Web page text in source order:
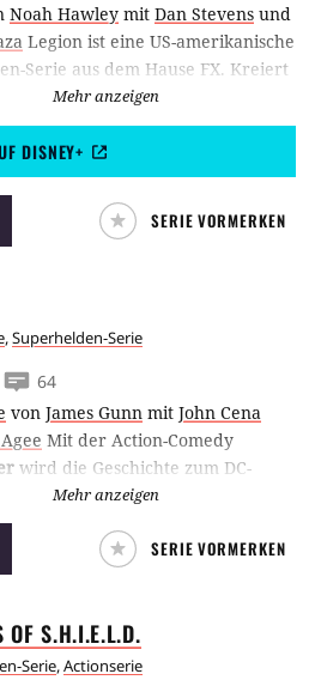
Noah Hawley mit Dan Stevens und
Legion ist eine US-amerikanische
Serie aus dem Hause FX. Kreiert
Format von Fargo-Schöpfer Noah
Handlung basiert auf Geschichten
aus dem X-Men-Universum. Als
fungiert David Haller, seines
des legendären Charles Xavier
X. Legion spielt sich jedoch
Mehr anzeigen
DISNEY+
SERIE VORMERKEN
,Superhelden-Serie
64
von James Gunn mit John Cena
Mit der Action-Comedy
wird die Geschichte zum DC-
The Suicide Squad
John Cena übernimmt auch
des Peacemaker, der Frieden
erlangen will und dafür sogar
Mehr anzeigen
SERIE VORMERKEN
OFS.H.I.E.L.D.
Serie,Actionserie